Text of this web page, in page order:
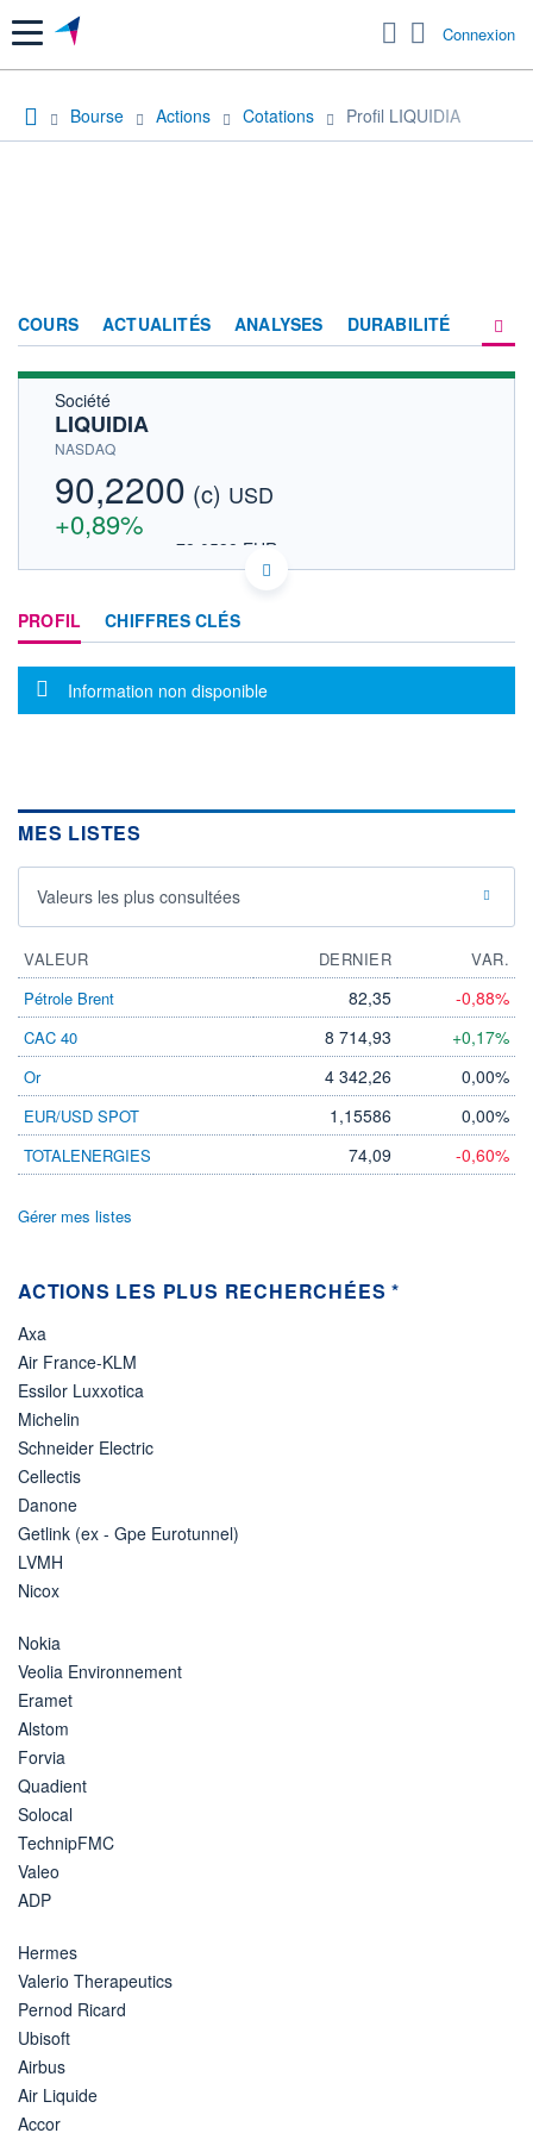
Menu Connexion
Bourse Actions Cotations Profil LIQUIDIA
COURS ACTUALITÉS ANALYSES DURABILITÉ
HISTORIQUE
Société
LIQUIDIA
NASDAQ
90,2200 (c) USD
+0,89%
78,0538 EUR
INDICE DE RÉFÉRENCE NASDAQ COMPOSITE
DONNÉES TEMPS DIFFÉRÉ
Politique d'exécution
INDICE DE RÉFÉRENCE
NASDAQ Composite
89,6700
+ HAUT
91,2800
+ BAS
88,2201
0
CAPITAL ÉCHANGÉ
0,00%
VALORISATION
8 023 MUSD BOURSIÈRE
9 068 MUSD
BAISSE
0,0000
- 24,11
ÉCHANGE
07.08.26 / 22:00:00
PROFIL CHIFFRES CLÉS
Message d'information
Information non disponible
MES LISTES
Valeurs les plus consultées
VALEUR DERNIER
VAR.
Pétrole Brent
82,35 -0,88%
CAC 40 8 714,93 +0,17%
Or 4 342,26 0,00%
EUR/USD SPOT 1,15586 0,00%
TOTALENERGIES 74,09 -0,60%
Gérer mes listes
ACTIONS LES PLUS RECHERCHÉES *
Axa
Air France-KLM
Essilor Luxxotica
Michelin
Schneider Electric
Cellectis
Danone
Getlink (ex - Gpe Eurotunnel)
LVMH
Nicox
Nokia
Veolia Environnement
Eramet
Alstom
Forvia
Quadient
Solocal
TechnipFMC
Valeo
ADP
Hermes
Valerio Therapeutics
Pernod Ricard
Ubisoft
Airbus
Air Liquide
Accor